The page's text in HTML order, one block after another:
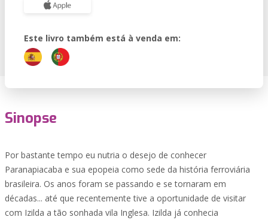
Este livro também está à venda em:
Sinopse
Por bastante tempo eu nutria o desejo de conhecer
Paranapiacaba e sua epopeia como sede da história ferroviária
brasileira. Os anos foram se passando e se tornaram em
décadas... até que recentemente tive a oportunidade de visitar
com Izilda a tão sonhada vila Inglesa. Izilda já conhecia